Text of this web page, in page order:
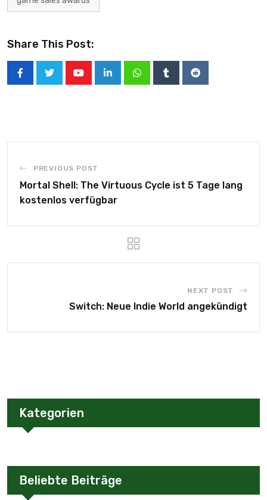
Share This Post:
PREVIOUS POST
Mortal Shell: The Virtuous Cycle ist 5 Tage lang
kostenlos verfügbar
NEXT POST
Switch: Neue Indie World angekündigt
Kategorien
Beliebte Beiträge